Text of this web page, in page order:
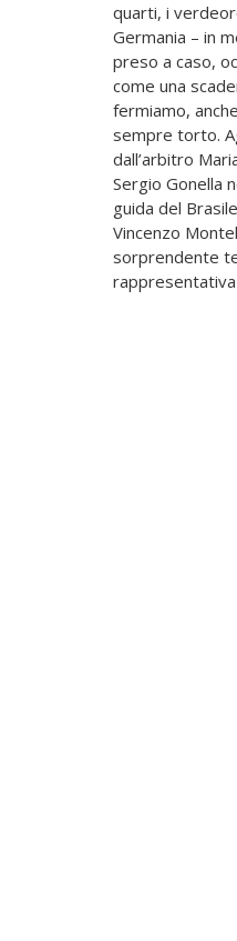
quarti, i
Germania – in
preso a caso,
come una
fermiamo,
sempre torto.
dall’arbitro
Sergio Gonella
guida del
Vincenzo
sorprendente
rappresentativa